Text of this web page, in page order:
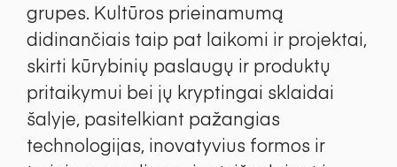
grupes. Kultūros prieinamumą
didinančiais taip pat laikomi ir projektai,
skirti kūrybinių paslaugų ir produktų
pritaikymui bei jų kryptingai sklaidai
šalyje, pasitelkiant pažangias
technologijas, inovatyvius formos ir